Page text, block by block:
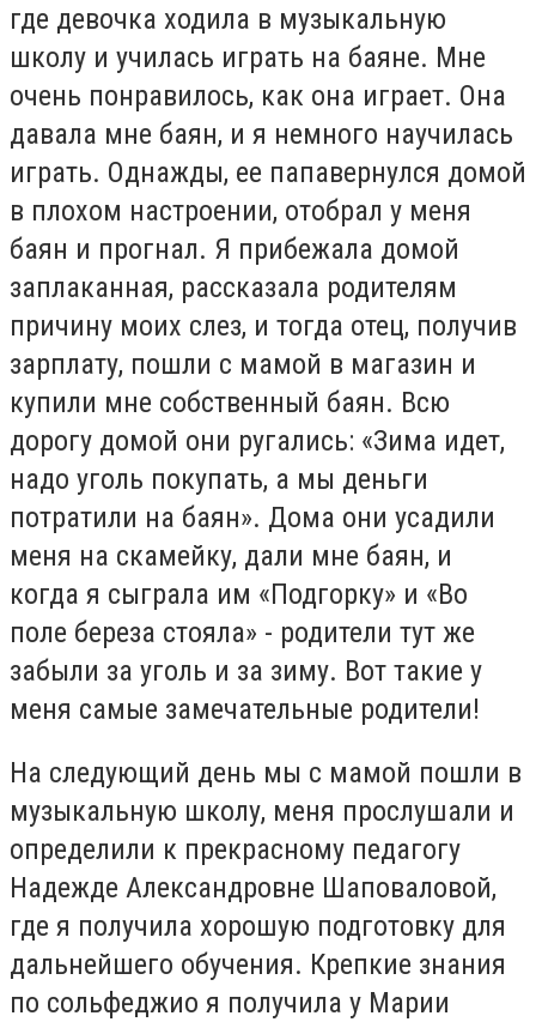
где девочка ходила в музыкальную
школу и училась играть на баяне. Мне
очень понравилось, как она играет. Она
давала мне баян, и я немного научилась
играть. Однажды, ее папавернулся домой
в плохом настроении, отобрал у меня
баян и прогнал. Я прибежала домой
заплаканная, рассказала родителям
причину моих слез, и тогда отец, получив
зарплату, пошли с мамой в магазин и
купили мне собственный баян. Всю
дорогу домой они ругались: «Зима идет,
надо уголь покупать, а мы деньги
потратили на баян». Дома они усадили
меня на скамейку, дали мне баян, и
когда я сыграла им «Подгорку» и «Во
поле береза стояла» - родители тут же
забыли за уголь и за зиму. Вот такие у
меня самые замечательные родители!
На следующий день мы с мамой пошли в
музыкальную школу, меня прослушали и
определили к прекрасному педагогу
Надежде Александровне Шаповаловой,
где я получила хорошую подготовку для
дальнейшего обучения. Крепкие знания
по сольфеджио я получила у Марии